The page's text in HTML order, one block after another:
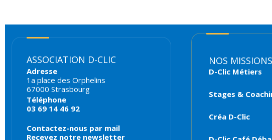
ASSOCIATION D-CLIC
Adresse
1a place des Orphelins
67000 Strasbourg
Téléphone
03 69 14 46 92
Contactez-nous par mail
Recevez notre newsletter
NOS MISSIONS
D-Clic Métiers
Stages &
Créa D-Clic